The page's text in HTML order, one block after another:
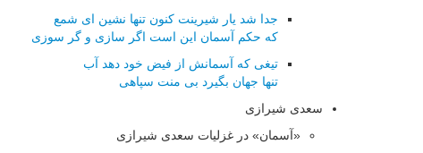
جدا شد یار شیرینت کنون تنها نشین ای شمع
که حکم آسمان این است اگر سازی و گر سوزی
تیغی که آسمانش از فیض خود دهد آب
تنها جهان بگیرد بی منت سپاهی
سعدی شیرازی
«آسمان» در غزلیات سعدی شیرازی